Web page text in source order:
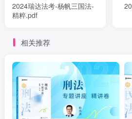
2024瑞达法考-杨帆三国法-
精粹.pdf
相关推荐